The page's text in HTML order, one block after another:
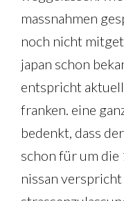
massnahmen
noch nicht
japan schon
entspricht
franken. eine
bedenkt, dass
schon für um die
nissan